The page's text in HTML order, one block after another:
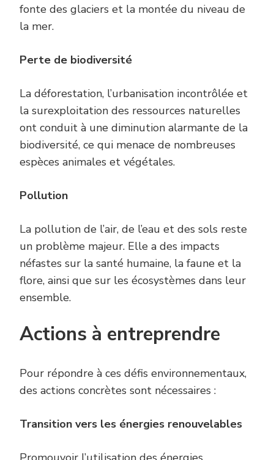
fonte des glaciers et la montée du niveau de
la mer.
Perte de biodiversité
La déforestation, l’urbanisation incontrôlée et
la surexploitation des ressources naturelles
ont conduit à une diminution alarmante de la
biodiversité, ce qui menace de nombreuses
espèces animales et végétales.
Pollution
La pollution de l’air, de l’eau et des sols reste
un problème majeur. Elle a des impacts
néfastes sur la santé humaine, la faune et la
flore, ainsi que sur les écosystèmes dans leur
ensemble.
Actions à entreprendre
Pour répondre à ces défis environnementaux,
des actions concrètes sont nécessaires :
Transition vers les énergies renouvelables